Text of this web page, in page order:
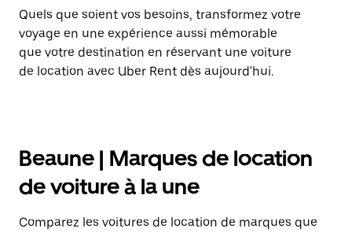
Quels que soient vos besoins, transformez votre
voyage en une expérience aussi mémorable
que votre destination en réservant une voiture
de location avec Uber Rent dès aujourd'hui.
Beaune | Marques de location
de voiture à la une
Comparez les voitures de location de marques que